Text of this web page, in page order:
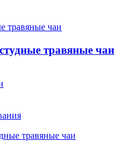
травяные чаи
травяные чаи